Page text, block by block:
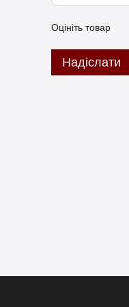
Оцініть товар
Надіслати